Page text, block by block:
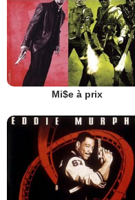
Mi$e à prix